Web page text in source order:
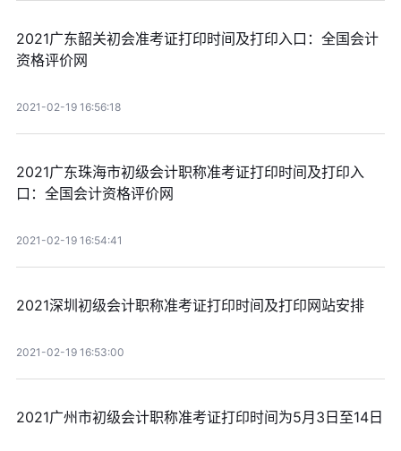
2021广东韶关初会准考证打印时间及打印入口：全国会计
资格评价网
2021-02-19 16:56:18
2021广东珠海市初级会计职称准考证打印时间及打印入
口：全国会计资格评价网
2021-02-19 16:54:41
2021深圳初级会计职称准考证打印时间及打印网站安排
2021-02-19 16:53:00
2021广州市初级会计职称准考证打印时间为5月3日至14日